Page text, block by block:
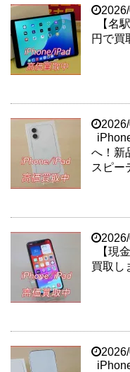
【名
円で買
へ！新
スピー
【現
買取し